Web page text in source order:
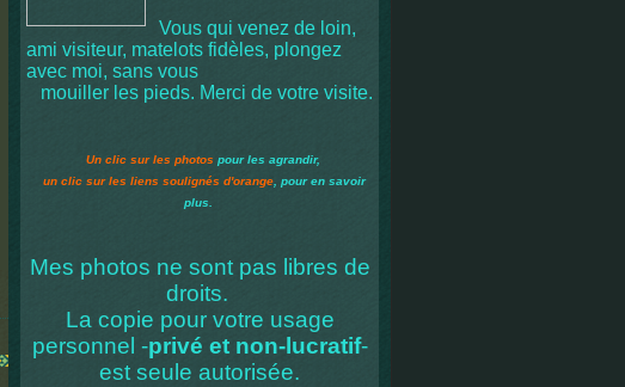
Vous qui venez de loin,
ami visiteur, matelots fidèles, plongez
avec moi, sans vous
mouiller les pieds. Merci de votre visite.
Un clic sur les photos pour les agrandir,
un clic sur les liens soulignés d'orange , pour en savoir
plus.
Mes photos ne sont pas libres de
droits.
La copie pour votre usage
personnel -privé et non-lucratif-
est seule autorisée.